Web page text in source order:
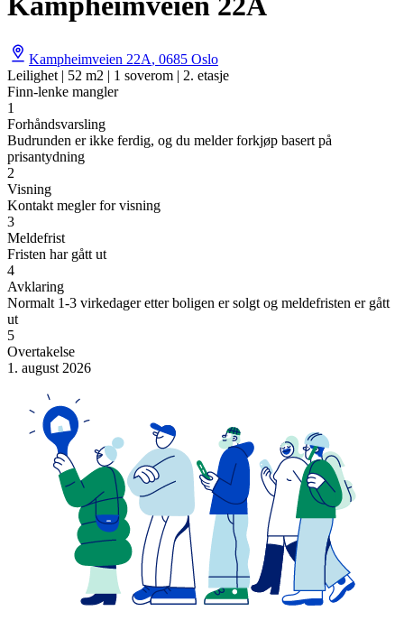
Kampheimveien 22A, 0685 Oslo
Leilighet | 52 m2 | 1 soverom | 2. etasje
Finn-lenke mangler
1
Forhåndsvarsling
Budrunden er ikke ferdig, og du melder forkjøp basert på
prisantydning
2
Visning
Kontakt megler for visning
3
Meldefrist
Fristen har gått ut
4
Avklaring
Normalt 1-3 virkedager etter boligen er solgt og meldefristen er gått
ut
5
Overtakelse
1. august 2026